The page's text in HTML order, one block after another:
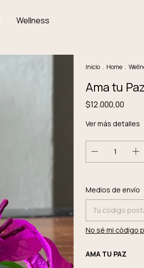
Wellness
Inicio . Home .
Ama tu
$12.000,00
Ver más detalles
Entregas para el
Medios de envío
No sé mi código
AMA TU PAZ